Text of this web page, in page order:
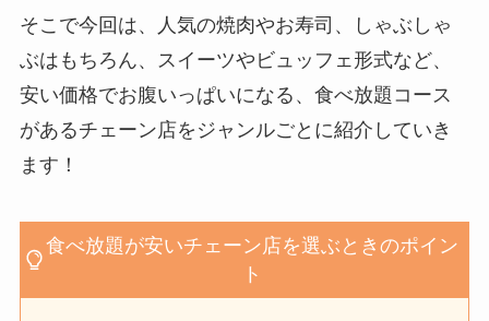
そこで今回は、人気の焼肉やお寿司、しゃぶしゃ
ぶはもちろん、スイーツやビュッフェ形式など、
安い価格でお腹いっぱいになる、食べ放題コース
があるチェーン店をジャンルごとに紹介していき
ます！
食べ放題が安いチェーン店を選ぶときのポイン
ト